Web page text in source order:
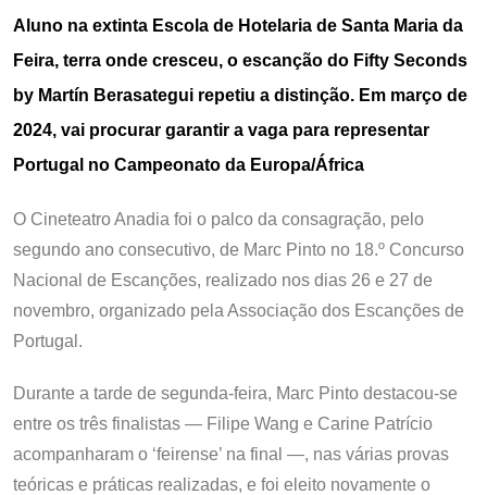
Aluno na extinta Escola de Hotelaria de Santa Maria da
Feira, terra onde cresceu, o escanção do Fifty Seconds
by Martín Berasategui repetiu a distinção. Em março de
2024, vai procurar garantir a vaga para representar
Portugal no Campeonato da Europa/África
O Cineteatro Anadia foi o palco da consagração, pelo
segundo ano consecutivo, de Marc Pinto no 18.º Concurso
Nacional de Escanções, realizado nos dias 26 e 27 de
novembro, organizado pela Associação dos Escanções de
Portugal.
Durante a tarde de segunda-feira, Marc Pinto destacou-se
entre os três finalistas — Filipe Wang e Carine Patrício
acompanharam o ‘feirense’ na final —, nas várias provas
teóricas e práticas realizadas, e foi eleito novamente o